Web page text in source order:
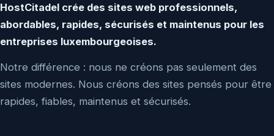
HostCitadel crée des sites web professionnels,
abordables, rapides, sécurisés et maintenus pour les
entreprises luxembourgeoises.
Notre différence : nous ne créons pas seulement des
sites modernes. Nous créons des sites pensés pour être
rapides, fiables, maintenus et sécurisés.